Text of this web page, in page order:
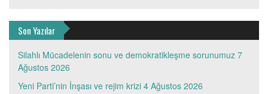
Son Yazılar
Silahlı Mücadelenin sonu ve demokratikleşme sorunumuz 7
Ağustos 2026
Yeni Parti’nin İnşası ve rejim krizi 4 Ağustos 2026